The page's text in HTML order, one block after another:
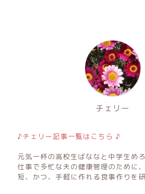
チェリー
♪チェリー記事一覧はこちら ♪
元気一杯の高校生ばななと中学生め
仕事で多忙な夫の健康管理のために
短、かつ、手軽に作れる食事作りを